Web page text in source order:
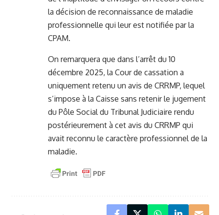
la décision de reconnaissance de maladie
professionnelle qui leur est notifiée par la
CPAM.
On remarquera que dans l’arrêt du 10
décembre 2025, la Cour de cassation a
uniquement retenu un avis de CRRMP, lequel
s’impose à la Caisse sans retenir le jugement
du Pôle Social du Tribunal Judiciaire rendu
postérieurement à cet avis du CRRMP qui
avait reconnu le caractère professionnel de la
maladie.